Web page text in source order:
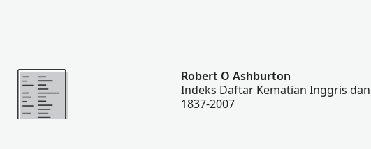
Lebih banyak
Robert O Ashburton
Indeks Daftar Kematian Inggris dan
1837-2007